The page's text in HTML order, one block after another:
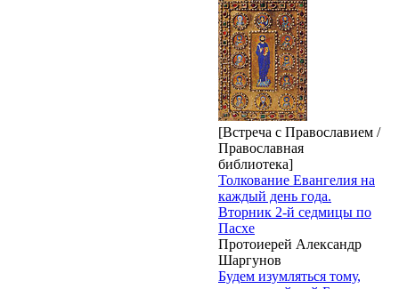
[Встреча с Православием /
Православная
библиотека]
Толкование Евангелия на
каждый день года.
Вторник 2-й седмицы по
Пасхе
Протоиерей Александр
Шаргунов
Будем изумляться тому,